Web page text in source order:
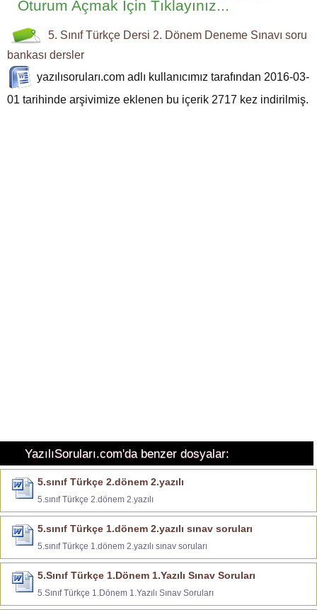
Oturum Açmak İçin Tıklayınız...
5. Sınıf Türkçe Dersi 2. Dönem Deneme Sınavı soru
bankası dersler
yazılısoruları.com adlı kullanıcımız tarafından 2016-03-
01 tarihinde arşivimize eklenen bu içerik 2717 kez indirilmiş.
YazılıSoruları.com'da benzer dosyalar:
5.sınıf Türkçe 2.dönem 2.yazılı
5.sınıf Türkçe 2.dönem 2.yazılı
5.sınıf Türkçe 1.dönem 2.yazılı sınav soruları
5.sınıf Türkçe 1.dönem 2.yazılı sınav soruları
5.Sınıf Türkçe 1.Dönem 1.Yazılı Sınav Soruları
5.Sınıf Türkçe 1.Dönem 1.Yazılı Sınav Soruları